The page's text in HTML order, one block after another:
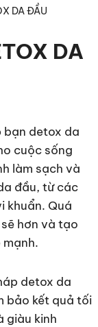
DA ĐẦU
DA
detox da
cuộc sống
làm sạch và
đầu, từ các
khuẩn. Quá
hơn và tạo
detox da
bảo kết quả tối
giàu kinh